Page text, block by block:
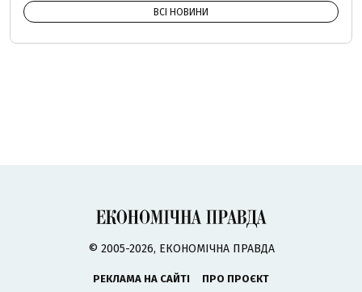
ВСІ НОВИНИ
© 2005-2026, ЕКОНОМІЧНА ПРАВДА
РЕКЛАМА НА САЙТІ
ПРО ПРОЄКТ